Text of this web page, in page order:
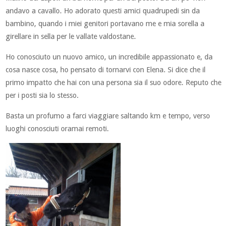
andavo a cavallo. Ho adorato questi amici quadrupedi sin da
bambino, quando i miei genitori portavano me e mia sorella a
girellare in sella per le vallate valdostane.
Ho conosciuto un nuovo amico, un incredibile appassionato e, da
cosa nasce cosa, ho pensato di tornarvi con Elena. Si dice che il
primo impatto che hai con una persona sia il suo odore. Reputo che
per i posti sia lo stesso.
Basta un profumo a farci viaggiare saltando km e tempo, verso
luoghi conosciuti oramai remoti.